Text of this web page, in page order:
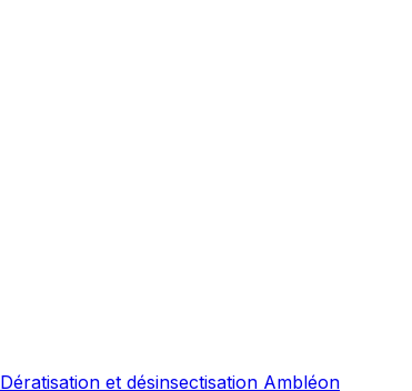
Dératisation et désinsectisation Ambléon